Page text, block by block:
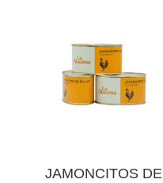
JAMONCITOS DE